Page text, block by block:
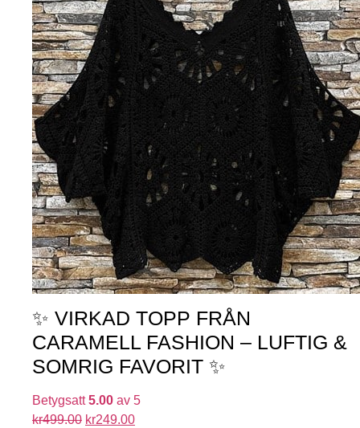
✨ VIRKAD TOPP FRÅN
CARAMELL FASHION – LUFTIG &
SOMRIG FAVORIT ✨
Betygsatt5.00 av 5
kr499.00 kr249.00